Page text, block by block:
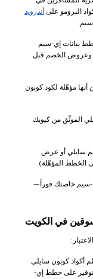
البرومو على أندرويد
سيم:
بيانات إي-سيم
وعروض الخصم قبل
مؤهّلة لكود كوبون
الموثّق من كيوبك
سايلي أو عرض
سيم خاصتك فوراً—
في الكويت
أكواد كوبون سايلي
على خطط إي-